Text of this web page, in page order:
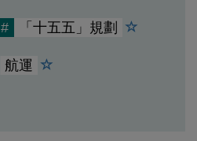
# 「十五五」規劃
航運